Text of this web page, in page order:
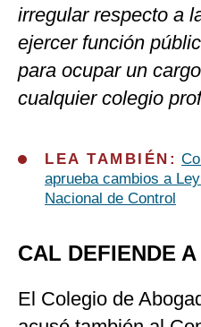
irregular respecto a
ejercer función
para ocupar un
cualquier colegio
LEA TAMBIÉN:
aprueba cambios a
Nacional de Control
CAL DEFIENDE
El Colegio de